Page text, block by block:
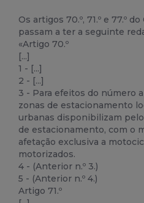
Os artigos 70.º, 71.º e 77.º
passam a ter a seguinte
«Artigo 70.º
[...]
1 - [...]
2 - [...]
3 - Para efeitos do número
zonas de estacionamento
urbanas disponibilizam
de estacionamento, com o
afetação exclusiva a
motorizados.
4 - (Anterior n.º 3.)
5 - (Anterior n.º 4.)
Artigo 71.º